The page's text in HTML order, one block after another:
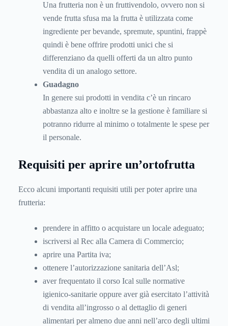
Una frutteria non è un fruttivendolo, ovvero non si
vende frutta sfusa ma la frutta è utilizzata come
ingrediente per bevande, spremute, spuntini, frappè
quindi è bene offrire prodotti unici che si
differenziano da quelli offerti da un altro punto
vendita di un analogo settore.
Guadagno
In genere sui prodotti in vendita c’è un rincaro
abbastanza alto e inoltre se la gestione è familiare si
potranno ridurre al minimo o totalmente le spese per
il personale.
Requisiti per aprire un’ortofrutta
Ecco alcuni importanti requisiti utili per poter aprire una
frutteria:
prendere in affitto o acquistare un locale adeguato;
iscriversi al Rec alla Camera di Commercio;
aprire una Partita iva;
ottenere l’autorizzazione sanitaria dell’Asl;
aver frequentato il corso Ical sulle normative
igienico-sanitarie oppure aver già esercitato l’attività
di vendita all’ingrosso o al dettaglio di generi
alimentari per almeno due anni nell’arco degli ultimi